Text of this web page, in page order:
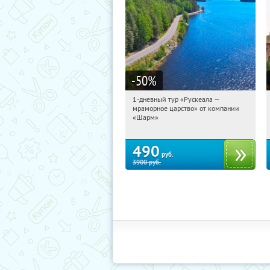
-50%
15:38:29 Купили:
Достоевская
1-дневный тур «Рускеала —
мраморное царство» от компании
«Шарм»
490 руб.
3900руб.